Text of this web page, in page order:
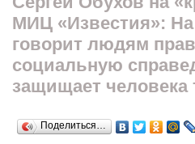
МИЦ «Известия»:
говорит людям
социальную
защищает человека
Поделиться…